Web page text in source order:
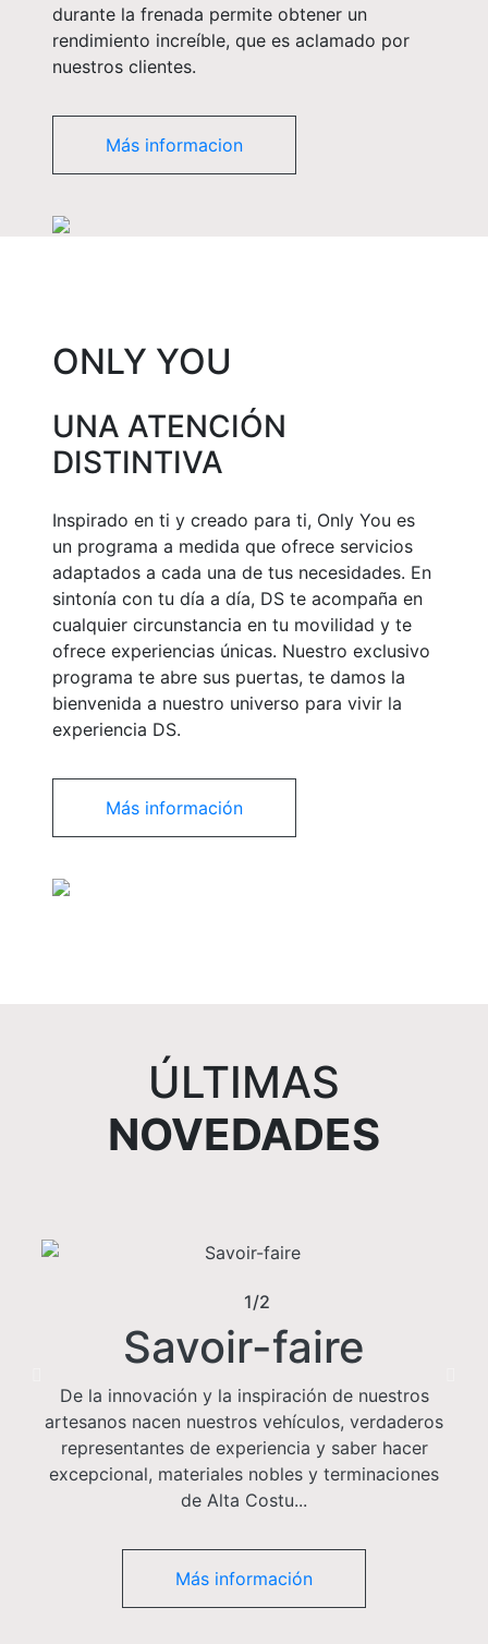
durante la frenada permite obtener un
rendimiento increíble, que es aclamado por
nuestros clientes.
Más informacion
ONLY YOU
UNA ATENCIÓN
DISTINTIVA
Inspirado en ti y creado para ti, Only You es
un programa a medida que ofrece servicios
adaptados a cada una de tus necesidades. En
sintonía con tu día a día, DS te acompaña en
cualquier circunstancia en tu movilidad y te
ofrece experiencias únicas. Nuestro exclusivo
programa te abre sus puertas, te damos la
bienvenida a nuestro universo para vivir la
experiencia DS.
Más información
ÚLTIMAS
NOVEDADES
Previous
1/2
Savoir-faire
De la innovación y la inspiración de nuestros
artesanos nacen nuestros vehículos, verdaderos
representantes de experiencia y saber hacer
excepcional, materiales nobles y terminaciones
de Alta Costu...
Más información